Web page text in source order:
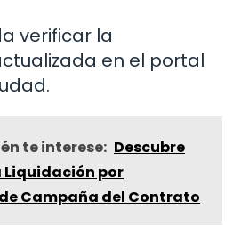
verificar la
en el portal
te interese: Descubre
Liquidación por
Campaña del Contrato